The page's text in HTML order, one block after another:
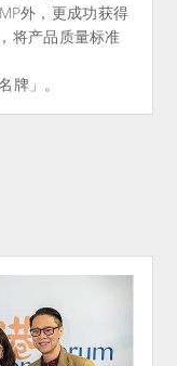
外，更成功获得
将产品质量标准
牌」。​